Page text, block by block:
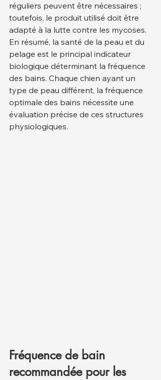
réguliers peuvent être nécessaires ;
toutefois, le produit utilisé doit être
adapté à la lutte contre les mycoses.
En résumé, la santé de la peau et du
pelage est le principal indicateur
biologique déterminant la fréquence
des bains. Chaque chien ayant un
type de peau différent, la fréquence
optimale des bains nécessite une
évaluation précise de ces structures
physiologiques.
Fréquence de bain
recommandée pour les